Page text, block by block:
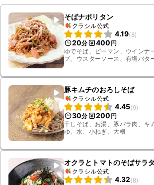
そばナポリタン
クラシル公式
4.19(8)
20分 400 円
ゆでそば、ピーマン、ウインナ
プ、ウスターソース、有塩バタ
豚キムチのおろしそば
クラシル公式
4.45(9)
30分 200 円
干しそば、お湯、豚バラ肉、キ
ゆ、水、小ねぎ、大根
オクラとトマトのそばサラ
クラシル公式
4.32(8)